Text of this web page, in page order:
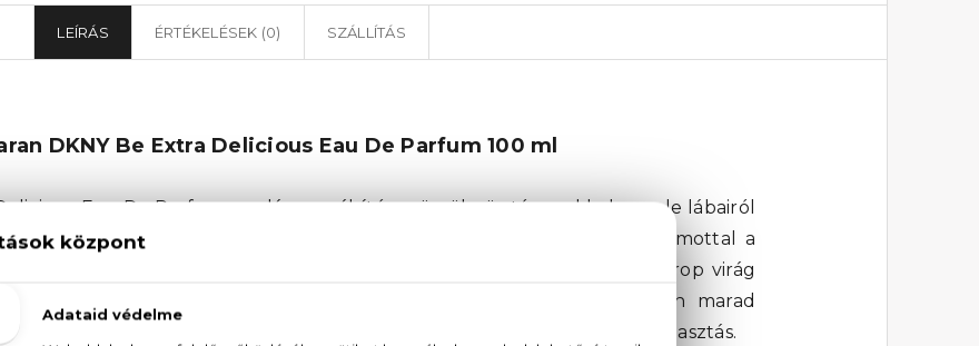
LEÍRÁS ÉRTÉKELÉSEK (0) SZÁLLÍTÁS
DKNY Be Extra Delicious Eau De Parfum 100 ml
Eau De Parfum csodásan csábító, gyümölcsös tónusokkal vesz le lábairól
feketeribizli tónusok keverednek a fréziával és egzotikus bergamottal a
Parfum első tónusaiban. Bazsarózsa, gardénia, gyöngyvirág, és heliotrop virág
Legtovább bőrön az édeskés karamell, a málna és az ambroxan marad
időjárásban bontakoznak ki, így nyárra és tavaszra is remek választás.